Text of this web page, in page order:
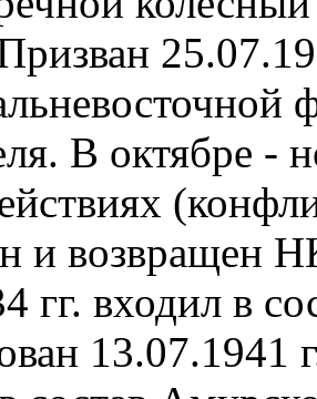
В октябре -
и возвращен
гг. входил в
13.07.1941